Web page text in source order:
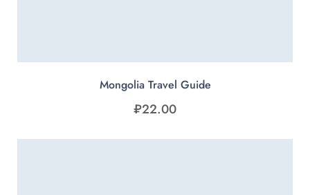
Mongolia Travel Guide
₽22.00